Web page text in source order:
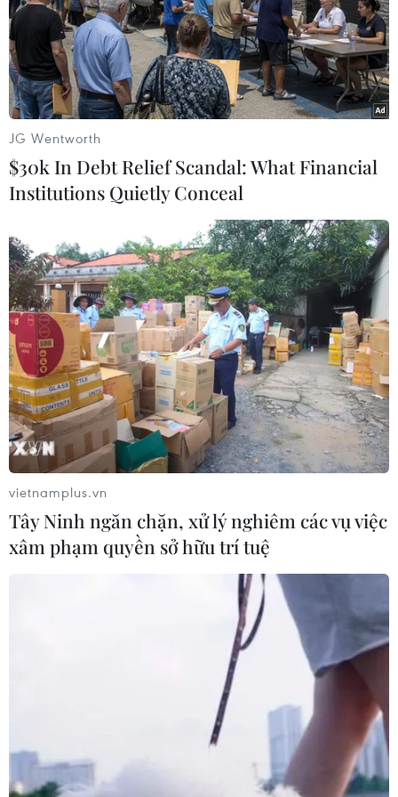
Bayern Munich - Borussia Dortmund:
Trận 'chung kết' của mùa giải
05/04/2019 23:53
Bayern hay Dortmund xứng đáng là nhà vô địch
Bundesliga mùa này - điều đó sẽ được quyết định ở trận
"chung kết" của mùa giải tại Allianz.
Cận cảnh Bayern Munich thắng
JG Wentworth
$30k In Debt Relief Scandal: What Financial
Institutions Quietly Conceal
vietnamplus.vn
Tây Ninh ngăn chặn, xử lý nghiêm các vụ việc
xâm phạm quyền sở hữu trí tuệ